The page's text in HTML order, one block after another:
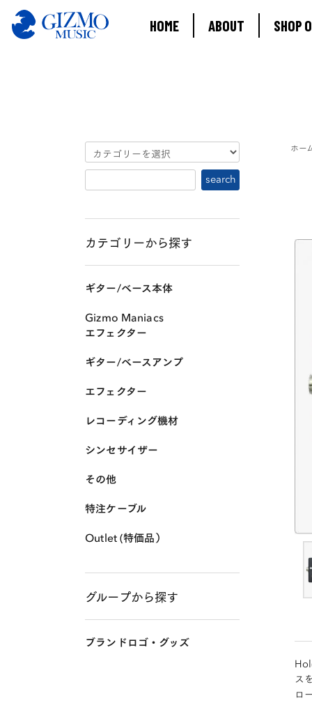
HOME ABOUT SHOP
ホー
ス
ロ
カテゴリーから探す
ギター/ベース本体
Gizmo Maniacs
エフェクター
ギター/ベースアンプ
エフェクター
レコーディング機材
シンセサイザー
その他
特注ケーブル
Outlet (特価品）
グループから探す
ブランドロゴ・グッズ